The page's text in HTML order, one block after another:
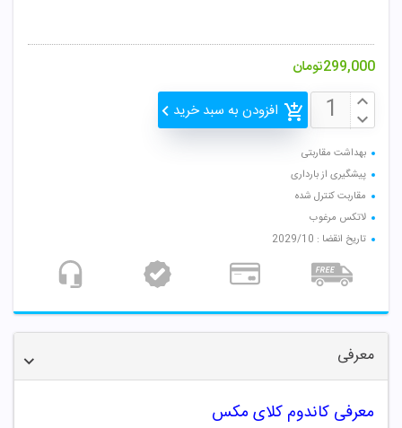
299,000تومان
افزودن به سبد خرید
بهداشت مقاربتی
پیشگیری از بارداری
مقاربت کنترل شده
لاتکس مرغوب
تاریخ انقضا : 2029/10
معرفی
معرفی کاندوم کلای مکس